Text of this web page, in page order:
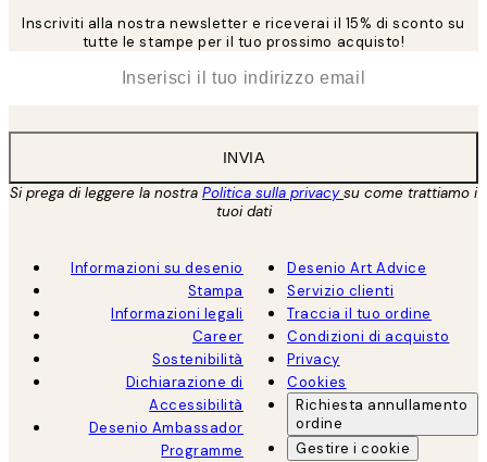
Inscriviti alla nostra newsletter e riceverai il 15% di sconto su
tutte le stampe per il tuo prossimo acquisto!
INVIA
Si prega di leggere la nostra Politica sulla privacysu come trattiamo i
tuoi dati
Informazioni su desenio
Stampa
Informazioni legali
Career
Sostenibilità
Dichiarazione di
Accessibilità
Desenio Ambassador
Programme
Desenio Art Advice
Servizio clienti
Traccia il tuo ordine
Condizioni di acquisto
Privacy
Cookies
Richiesta annullamento
ordine
Gestire i cookie